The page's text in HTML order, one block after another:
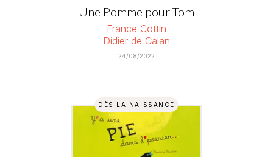
Une Pomme pour Tom
France Cottin
Didier de Calan
24/08/2022
DÈS LA NAISSANCE